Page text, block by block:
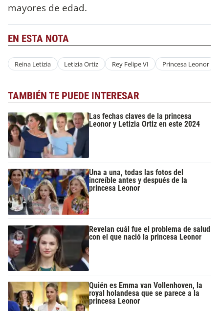
mayores de edad.
EN ESTA NOTA
Reina Letizia Letizia Ortiz Rey Felipe VI Princesa Leonor
TAMBIÉN TE PUEDE INTERESAR
Las fechas claves de la princesa
Leonor y Letizia Ortiz en este 2024
Una a una, todas las fotos del
increíble antes y después de la
princesa Leonor
Revelan cuál fue el problema de salud
con el que nació la princesa Leonor
Quién es Emma van Vollenhoven, la
royal holandesa que se parece a la
princesa Leonor